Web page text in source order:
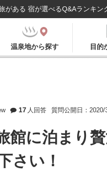
がある 宿が選べるQ&Aランキン
温泉地から探す 目的
17 人回答 質問公開日：2020/
館に泊まり
さい！